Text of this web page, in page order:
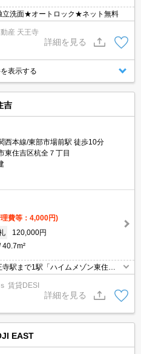
洗面★オートロック★ネット無料
産 天王寺
詳細を見る
表示する
吉
西本線/東部市場前駅 徒歩10分
東住吉区杭全７丁目
費等：4,000円)
120,000円
40.7m²
寺駅まで1駅「ハイムメゾン東住
賃貸DESI
詳細を見る
EAST